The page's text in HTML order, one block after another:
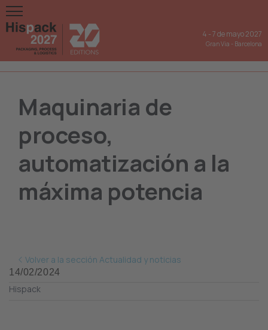
4 -7 de mayo 2027
Gran Via - Barcelona
Maquinaria de
proceso,
automatización a la
máxima potencia
Volver a la sección Actualidad y noticias
14/02/2024
Hispack